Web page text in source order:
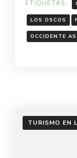
ETIQUETAS:
LOS OSCOS
OCCIDENTE
TURISMO EN